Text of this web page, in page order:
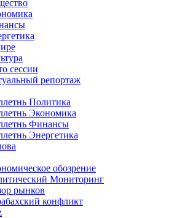
сессии
репортаж
Политика
Экономика
Финансы
Энергетика
обозрение
Мониторинг
рынков
конфликт